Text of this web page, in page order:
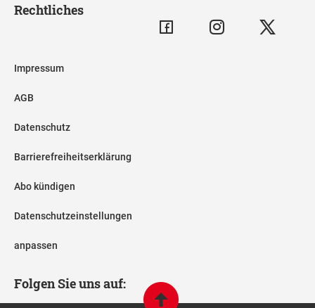
Rechtliches
Impressum
AGB
Datenschutz
Barrierefreiheitserklärung
Abo kündigen
Datenschutzeinstellungen
anpassen
Folgen Sie uns auf: